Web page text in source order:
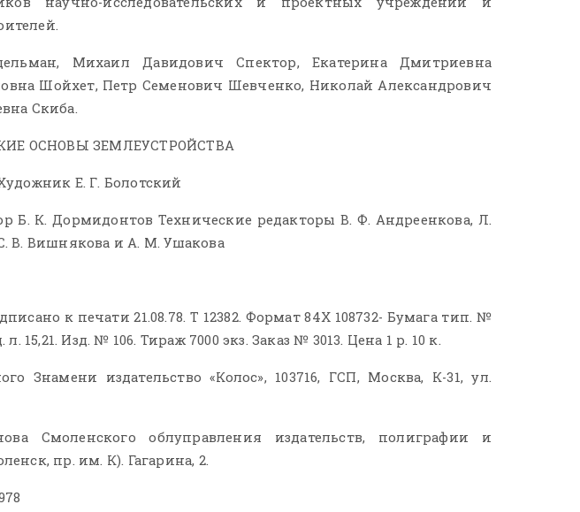
Михаил Давидович Спектор, Екатерина Дмитриевна
Шойхет, Петр Семенович Шевченко, Николай Александрович
Скиба.
ОСНОВЫ ЗЕМЛЕУСТРОЙСТВА
Е. Г. Болотский
Б. К. Дормидонтов Технические редакторы В. Ф. Андреенкова, Л.
В. Вишнякова и А. М. Ушакова
к печати 21.08.78. Т 12382. Формат 84Х 108732- Бумага тип. №
л. 15,21. Изд. № 106. Тираж 7000 экз. Заказ № 3013. Цена 1 р. 10 к.
Знамени издательство «Колос», 103716, ГСП, Москва, К-31, ул.
Смоленского облуправления издательств, полиграфии и
пр. им. К). Гагарина, 2.
Методика землеустроительной экспертизы.
опубликованных в …
В статье приведены некоторые